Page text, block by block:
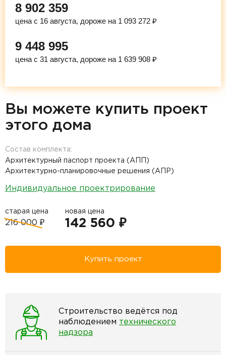
8 902 359
цена с 16 августа, дороже на 1 093 272 ₽
9 448 995
цена с 31 августа, дороже на 1 639 908 ₽
Вы можете купить проект
этого дома
Состав комплекта:
Архитектурный паспорт проекта (АПП)
Архитектурно-планировочные решения (АПР)
Индивидуальное проектрирование
старая цена
216 000 ₽
новая цена
142 560 ₽
Купить проект
Строительство ведётся под
наблюдением технического
надзора